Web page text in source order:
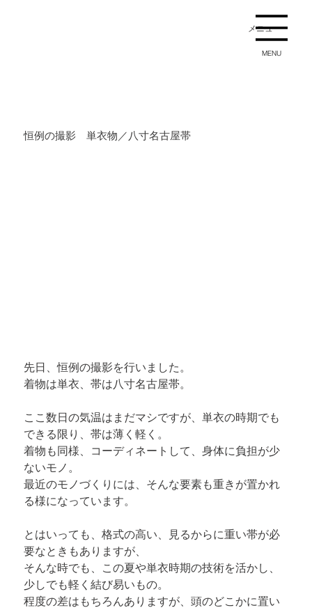
メニュー
MENU
恒例の撮影 単衣物／八寸名古屋帯
先日、恒例の撮影を行いました。
着物は単衣、帯は八寸名古屋帯。
ここ数日の気温はまだマシですが、単衣の時期でも
できる限り、帯は薄く軽く。
着物も同様、コーディネートして、身体に負担が少
ないモノ。
最近のモノづくりには、そんな要素も重きが置かれ
る様になっています。
とはいっても、格式の高い、見るからに重い帯が必
要なときもありますが、
そんな時でも、この夏や単衣時期の技術を活かし、
少しでも軽く結び易いもの。
程度の差はもちろんありますが、頭のどこかに置い